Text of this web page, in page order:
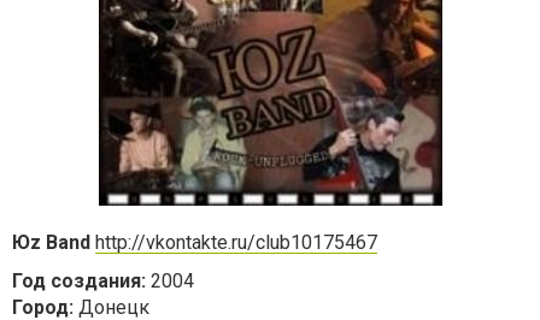
Юz Band http://vkontakte.ru/club10175467
Год создания: 2004
Город: Донецк